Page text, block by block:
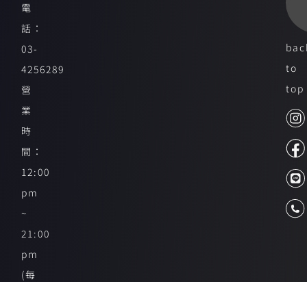
電
話：
03-
4256289
營
業
時
間：
12:00
pm
~
21:00
pm
(每
to
top